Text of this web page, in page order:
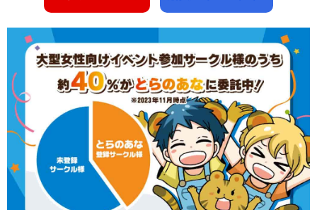
電子書籍
Q&A
各種ダウンロード